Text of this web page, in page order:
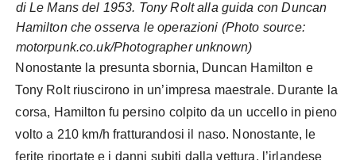
di Le Mans del 1953. Tony Rolt alla guida con Duncan
Hamilton che osserva le operazioni (Photo source:
motorpunk.co.uk/Photographer unknown)
Nonostante la presunta sbornia, Duncan Hamilton e
Tony Rolt riuscirono in un’impresa maestrale. Durante la
corsa, Hamilton fu persino colpito da un uccello in pieno
volto a 210 km/h fratturandosi il naso. Nonostante, le
ferite riportate e i danni subiti dalla vettura, l’irlandese